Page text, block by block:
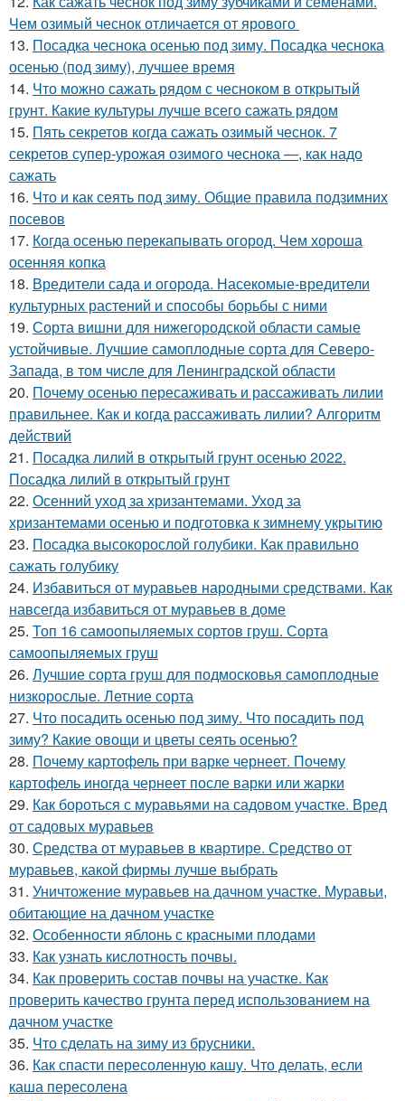
Чем озимый чеснок отличается от ярового
13. Посадка чеснока осенью под зиму. Посадка чеснока
осенью (под зиму), лучшее время
14. Что можно сажать рядом с чесноком в открытый
грунт. Какие культуры лучше всего сажать рядом
15. Пять секретов когда сажать озимый чеснок. 7
секретов супер-урожая озимого чеснока —, как надо
сажать
16. Что и как сеять под зиму. Общие правила подзимних
посевов
17. Когда осенью перекапывать огород. Чем хороша
осенняя копка
18. Вредители сада и огорода. Насекомые-вредители
культурных растений и способы борьбы с ними
19. Сорта вишни для нижегородской области самые
устойчивые. Лучшие самоплодные сорта для Северо-
Запада, в том числе для Ленинградской области
20. Почему осенью пересаживать и рассаживать лилии
правильнее. Как и когда рассаживать лилии? Алгоритм
действий
21. Посадка лилий в открытый грунт осенью 2022.
Посадка лилий в открытый грунт
22. Осенний уход за хризантемами. Уход за
хризантемами осенью и подготовка к зимнему укрытию
23. Посадка высокорослой голубики. Как правильно
сажать голубику
24. Избавиться от муравьев народными средствами. Как
навсегда избавиться от муравьев в доме
25. Топ 16 самоопыляемых сортов груш. Сорта
самоопыляемых груш
26. Лучшие сорта груш для подмосковья самоплодные
низкорослые. Летние сорта
27. Что посадить осенью под зиму. Что посадить под
зиму? Какие овощи и цветы сеять осенью?
28. Почему картофель при варке чернеет. Почему
картофель иногда чернеет после варки или жарки
29. Как бороться с муравьями на садовом участке. Вред
от садовых муравьев
30. Средства от муравьев в квартире. Средство от
муравьев, какой фирмы лучше выбрать
31. Уничтожение муравьев на дачном участке. Муравьи,
обитающие на дачном участке
32. Особенности яблонь с красными плодами
33. Как узнать кислотность почвы.
34. Как проверить состав почвы на участке. Как
проверить качество грунта перед использованием на
дачном участке
35. Что сделать на зиму из брусники.
36. Как спасти пересоленную кашу. Что делать, если
каша пересолена